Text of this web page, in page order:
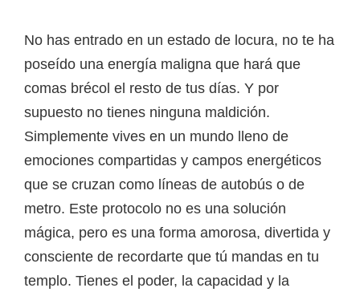
No has entrado en un estado de locura, no te ha
poseído una energía maligna que hará que
comas brécol el resto de tus días. Y por
supuesto no tienes ninguna maldición.
Simplemente vives en un mundo lleno de
emociones compartidas y campos energéticos
que se cruzan como líneas de autobús o de
metro. Este protocolo no es una solución
mágica, pero es una forma amorosa, divertida y
consciente de recordarte que tú mandas en tu
templo. Tienes el poder, la capacidad y la